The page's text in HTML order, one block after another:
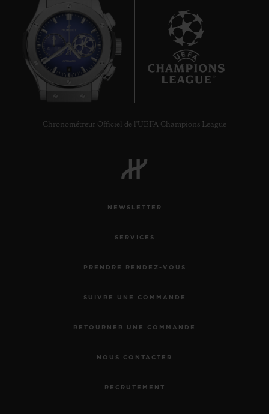
Chronométreur Officiel de l'UEFA Champions League
NEWSLETTER
SERVICES
PRENDRE RENDEZ-VOUS
SUIVRE UNE COMMANDE
RETOURNER UNE COMMANDE
NOUS CONTACTER
RECRUTEMENT